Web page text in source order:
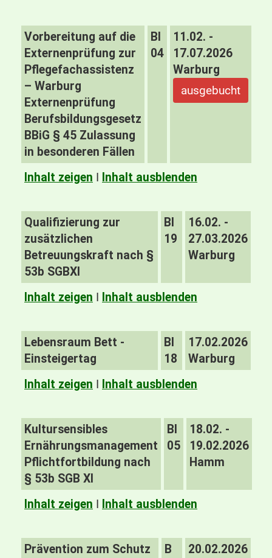
Vorbereitung auf die
Externenprüfung zur
Pflegefachassistenz
– Warburg
Externenprüfung
Berufsbildungsgesetz
BBiG § 45 Zulassung
in besonderen Fällen
BI
04
11.02. -
17.07.2026
Warburg
ausgebucht
Inhalt zeigen I Inhalt ausblenden
Qualifizierung zur
zusätzlichen
Betreuungskraft nach §
53b SGBXI
BI
19
16.02. -
27.03.2026
Warburg
Inhalt zeigen I Inhalt ausblenden
Lebensraum Bett -
Einsteigertag
BI
18
17.02.2026
Warburg
Inhalt zeigen I Inhalt ausblenden
Kultursensibles
Ernährungsmanagement
Pflichtfortbildung nach
§ 53b SGB XI
BI
05
18.02. -
19.02.2026
Hamm
Inhalt zeigen I Inhalt ausblenden
Prävention zum Schutz
B
20.02.2026